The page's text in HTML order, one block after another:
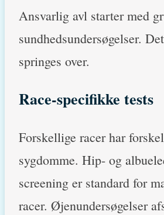
Ansvarlig avl starter med
sundhedsundersøgelser.
springes over.
Race-specifikke tests
Forskellige racer har
sygdomme. Hip- og
screening er standard for
racer. Øjenundersøgelser